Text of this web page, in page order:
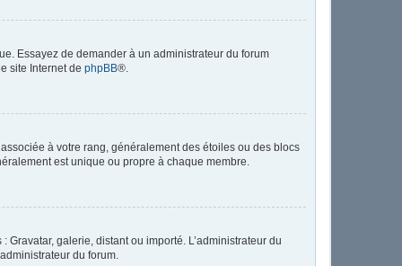
Essayez de demander à un administrateur du forum
site Internet de phpBB®.
à votre rang, généralement des étoiles ou des blocs
est unique ou propre à chaque membre.
Gravatar, galerie, distant ou importé. L’administrateur du
du forum.